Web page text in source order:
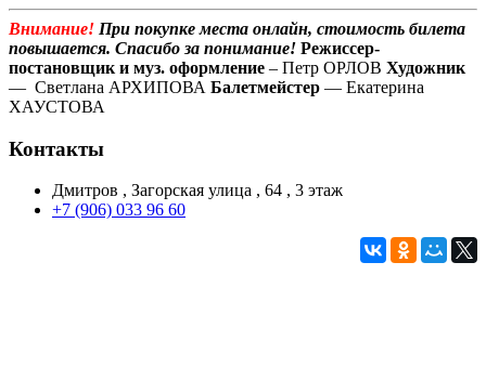
Внимание! При покупке места онлайн, стоимость билета
повышается. Спасибо за понимание! Режиссер-
постановщик и муз. оформление – Петр ОРЛОВ Художник
— Светлана АРХИПОВА Балетмейстер — Екатерина
ХАУСТОВА
Контакты
Дмитров , Загорская улица , 64 , 3 этаж
+7 (906) 033 96 60